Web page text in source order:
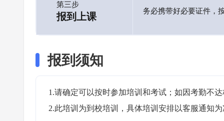
第三步
报到上课 务必携带好必要证件，
报到须知
1.请确定可以按时参加培训和考试；如因考勤不
2.此培训为到校培训，具体培训安排以客服通知